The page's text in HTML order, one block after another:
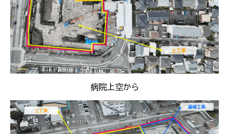
病院上空から